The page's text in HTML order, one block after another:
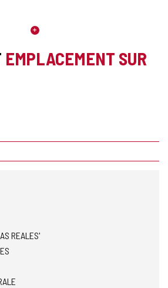
EMPLACEMENT SUR
REALES'